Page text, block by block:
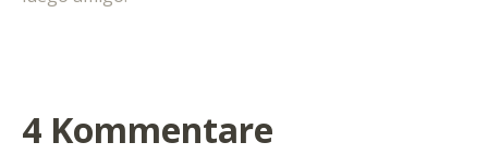
4 Kommentare